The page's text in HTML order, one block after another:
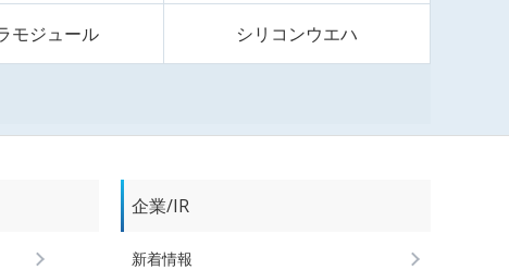
モジュール シリコンウエハ
企業/IR
新着情報